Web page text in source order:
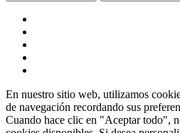
En nuestro sitio web, utilizamos
de navegación recordando sus
Cuando hace clic en "Aceptar todo",